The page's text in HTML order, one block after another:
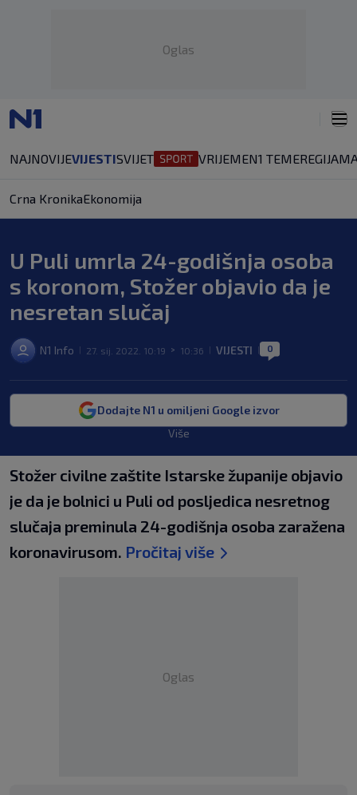
Oglas
NAJNOVIJEVIJESTISVIJET VRIJEMEN1 TEMEREGIJA
Crna KronikaEkonomija
U Puli umrla 24-godišnja osoba
s koronom, Stožer objavio da je
nesretan slučaj
N1 Info 27. sij. 2022. 10:19 > 10:36 VIJESTI 0
Dodajte N1 u omiljeni Google izvor
Više
Stožer civilne zaštite Istarske županije objavio
je da je bolnici u Puli od posljedica nesretnog
slučaja preminula 24-godišnja osoba zaražena
koronavirusom. Pročitaj više
Oglas